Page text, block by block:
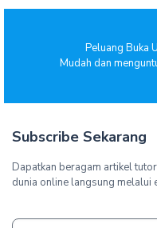
Peluang Buka
Mudah dan
Subscribe Sekarang
Dapatkan beragam artikel
dunia online langsung melalui